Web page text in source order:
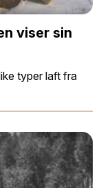
viser sin
typer laft fra